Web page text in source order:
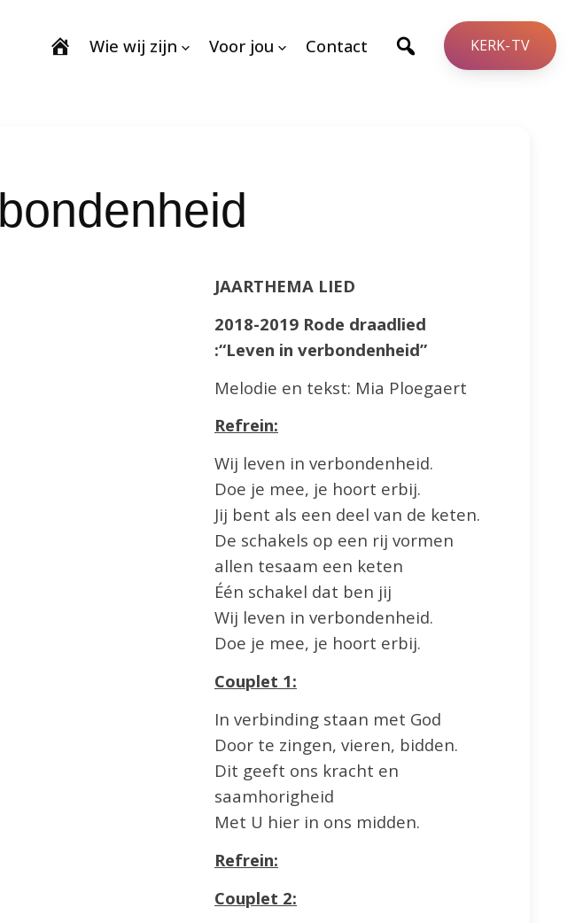
Wie wij zijn Voor jou Contact KERK-TV
JAARTHEMA LIED
2018-2019 Rode draadlied
:“Leven in verbondenheid”
Melodie en tekst: Mia Ploegaert
Refrein:
Wij leven in verbondenheid.
Doe je mee, je hoort erbij.
Jij bent als een deel van de keten.
De schakels op een rij vormen
allen tesaam een keten
Één schakel dat ben jij
Wij leven in verbondenheid.
Doe je mee, je hoort erbij.
Couplet 1:
In verbinding staan met God
Door te zingen, vieren, bidden.
Dit geeft ons kracht en
saamhorigheid
Met U hier in ons midden.
Refrein:
Couplet 2: